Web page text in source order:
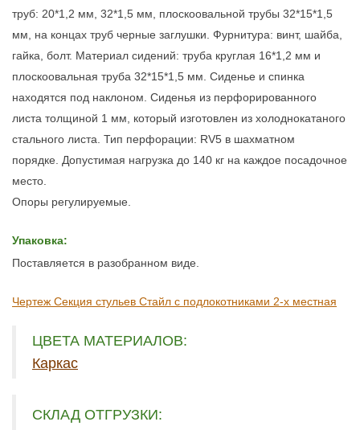
труб: 20*1,2 мм, 32*1,5 мм, плоскоовальной трубы 32*15*1,5
мм, на концах труб черные заглушки. Фурнитура: винт, шайба,
гайка, болт. Материал сидений: труба круглая 16*1,2 мм и
плоскоовальная труба 32*15*1,5 мм. Сиденье и спинка
находятся под наклоном. Сиденья из перфорированного
листа толщиной 1 мм, который изготовлен из холоднокатаного
стального листа. Тип перфорации: RV5 в шахматном
порядке. Допустимая нагрузка до 140 кг на каждое посадочное
место.
Опоры регулируемые.
Упаковка:
Поставляется в разобранном виде.
Чертеж Секция стульев Стайл с подлокотниками 2-х местная
ЦВЕТА МАТЕРИАЛОВ:
Каркас
СКЛАД ОТГРУЗКИ: